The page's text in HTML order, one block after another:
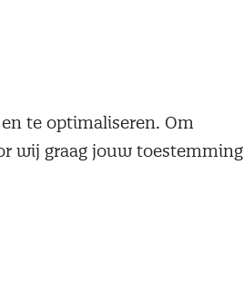
te optimaliseren. Om
wij graag jouw toestemming